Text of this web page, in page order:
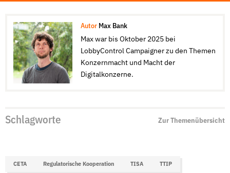
Autor Max Bank
Max war bis Oktober 2025 bei
LobbyControl Campaigner zu den Themen
Konzernmacht und Macht der
Digitalkonzerne.
Schlagworte Zur Themenübersicht
CETA Regulatorische Kooperation TISA TTIP